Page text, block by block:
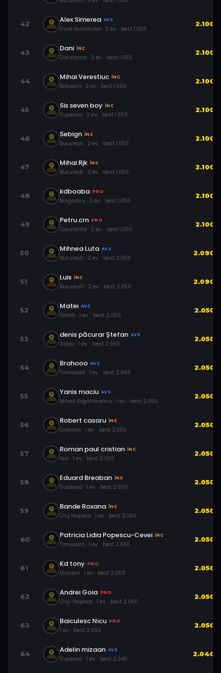
42 Alex Simerea AVS
Gura Humorului · 2 ev. · best 1.050
2.100
43 Dani ÎNC
Constanța · 2 ev. · best 1.050
2.100
44 Mihai Verestiuc ÎNC
Botoșani · 2 ev. · best 1.050
2.100
45 Six seven boy ÎNC
Suceava · 2 ev. · best 1.050
2.100
46 Sebign ÎNC
București · 2 ev. · best 1.050
2.100
47 Mihai Rjk ÎNC
București · 2 ev. · best 1.050
2.100
48 kdboaba PRO
Bragadiru · 2 ev. · best 1.050
2.100
49 Petru.crn PRO
Constanta · 2 ev. · best 1.050
2.100
50 Mihnea Luta AVS
București · 2 ev. · best 2.050
2.090
51 Luis ÎNC
Bucuresti · 2 ev. · best 2.050
2.090
52 Matei AVS
Galati · 1 ev. · best 2.050
2.050
53 denis păcurar Ștefan AVS
Zalau · 1 ev. · best 2.050
2.050
54 Brahooo AVS
Timisoara · 1 ev. · best 2.050
2.050
55 Yanis maciu AVS
Mihail Kogalniceanu · 1 ev. · best 2.050
2.050
56 Robert casaru ÎNC
Calarasi · 1 ev. · best 2.050
2.050
57 Roman paul cristian ÎNC
Iasi · 1 ev. · best 2.050
2.050
58 Eduard Breaban ÎNC
Suceava · 1 ev. · best 2.050
2.050
59 Bande Roxana ÎNC
Cluj Napoca · 1 ev. · best 2.050
2.050
60 Patricia Lidia Popescu-Cevei ÎNC
Timișoara · 1 ev. · best 2.050
2.050
61 Kd tony PRO
Urziceni · 1 ev. · best 2.050
2.050
62 Andrei Goia PRO
Cluj-Napoca · 1 ev. · best 2.050
2.050
63 Baiculesc Nicu PRO
1 ev. · best 2.050
2.050
64 Adelin mizaan AVS
Suceava · 1 ev. · best 2.040
2.040